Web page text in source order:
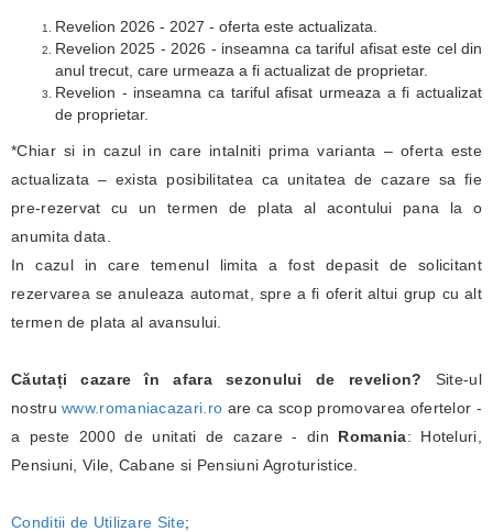
Revelion 2026 - 2027 - oferta este actualizata.
Revelion 2025 - 2026 - inseamna ca tariful afisat este cel din
anul trecut, care urmeaza a fi actualizat de proprietar.
Revelion - inseamna ca tariful afisat urmeaza a fi actualizat
de proprietar.
*Chiar si in cazul in care intalniti prima varianta – oferta este
actualizata – exista posibilitatea ca unitatea de cazare sa fie
pre-rezervat cu un termen de plata al acontului pana la o
anumita data.
In cazul in care temenul limita a fost depasit de solicitant
rezervarea se anuleaza automat, spre a fi oferit altui grup cu alt
termen de plata al avansului.
Căutați cazare în afara sezonului de revelion? Site-ul
nostruwww.romaniacazari.ro are ca scop promovarea ofertelor -
a peste 2000 de unitati de cazare - din Romania: Hoteluri,
Pensiuni, Vile, Cabane si Pensiuni Agroturistice.
Conditii de Utilizare Site;